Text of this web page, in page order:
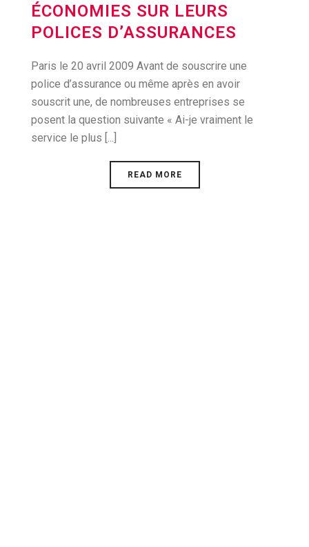
ÉCONOMIES SUR LEURS
POLICES D’ASSURANCES
Paris le 20 avril 2009 Avant de souscrire une
police d’assurance ou même après en avoir
souscrit une, de nombreuses entreprises se
posent la question suivante « Ai-je vraiment le
service le plus [...]
READ MORE